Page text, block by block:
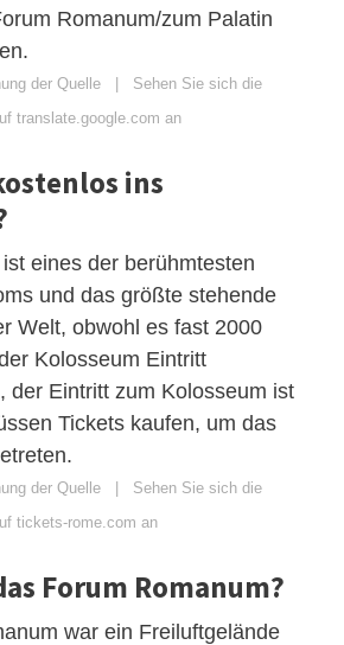
Romanum/zum Palatin
der Quelle | Sehen Sie sich die
translate.google.com an
ins
eines der berühmtesten
und das größte stehende
Welt, obwohl es fast 2000
Kolosseum Eintritt
der Eintritt zum Kolosseum ist
Tickets kaufen, um das
der Quelle | Sehen Sie sich die
tickets-rome.com an
Forum Romanum?
war ein Freiluftgelände